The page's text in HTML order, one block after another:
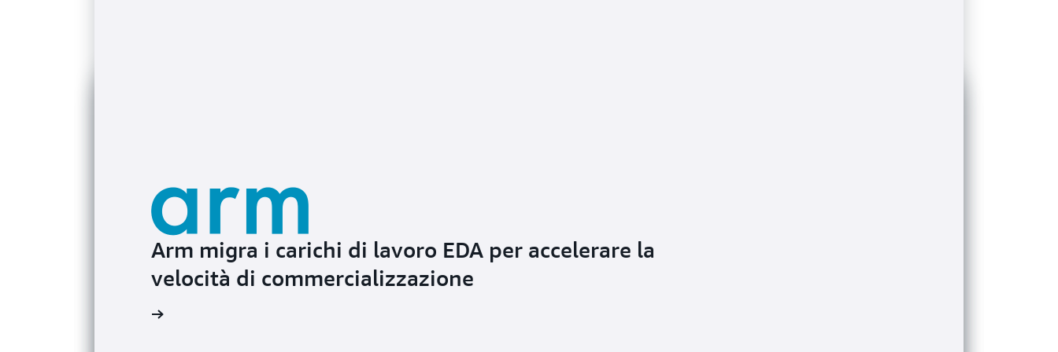
Arm migra i carichi di lavoro EDA per accelerare la
velocità di commercializzazione